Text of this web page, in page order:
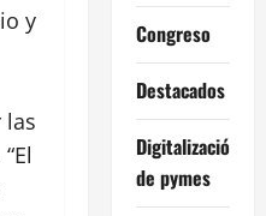
y
las
Congreso
Destacados
Digitalización
de pymes